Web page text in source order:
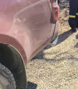
πρασίνου.
Η Δημοτική Αρχή
αποκαλύπτει στον
της Ε.Ε, οι
σχέδιο
προσωπικό,